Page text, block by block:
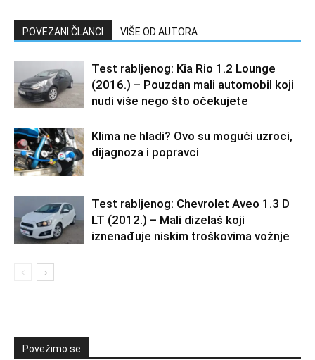
POVEZANI ČLANCI VIŠE OD AUTORA
Test rabljenog: Kia Rio 1.2 Lounge
(2016.) – Pouzdan mali automobil koji
nudi više nego što očekujete
Klima ne hladi? Ovo su mogući uzroci,
dijagnoza i popravci
Test rabljenog: Chevrolet Aveo 1.3 D
LT (2012.) – Mali dizelaš koji
iznenađuje niskim troškovima vožnje
Povežimo se